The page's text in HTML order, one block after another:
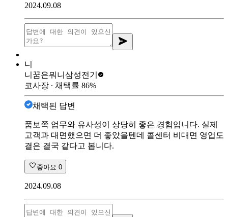
2024.09.08
니
니꿈은뭐니 삼성전기
코사장 ∙ 채택률 86%
채택된 답변
품보쪽 업무와 유사성이 상당히 좋은 경험입니다. 실제
고객과 대면했으면 더 좋았을텐데 콜센터 비대면 영업도
결은 결국 같다고 봅니다.
좋아요 0
2024.09.08